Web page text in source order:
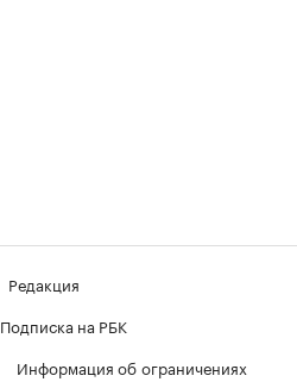
Редакция
Подписка на РБК
Информация об ограничениях